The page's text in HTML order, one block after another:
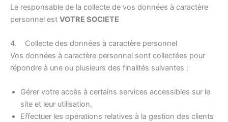
Le responsable de la collecte de vos données à caractère
personnel est VOTRE SOCIETE
4. Collecte des données à caractère personnel
Vos données à caractère personnel sont collectées pour
répondre à une ou plusieurs des finalités suivantes :
Gérer votre accès à certains services accessibles sur le
site et leur utilisation,
Effectuer les opérations relatives à la gestion des clients